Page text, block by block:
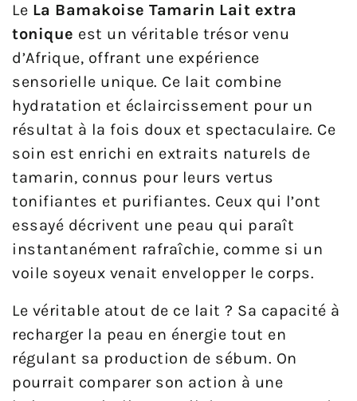
Le La Bamakoise Tamarin Lait extra
tonique est un véritable trésor venu
d’Afrique, offrant une expérience
sensorielle unique. Ce lait combine
hydratation et éclaircissement pour un
résultat à la fois doux et spectaculaire. Ce
soin est enrichi en extraits naturels de
tamarin, connus pour leurs vertus
tonifiantes et purifiantes. Ceux qui l’ont
essayé décrivent une peau qui paraît
instantanément rafraîchie, comme si un
voile soyeux venait envelopper le corps.
Le véritable atout de ce lait ? Sa capacité à
recharger la peau en énergie tout en
régulant sa production de sébum. On
pourrait comparer son action à une